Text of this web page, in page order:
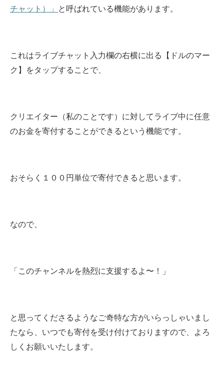
チャット）」
と呼ばれている機能があります。
これはライブチャット入力欄の右横に出る【ドルのマー
ク】をタップすることで、
クリエイター（私のことです）に対してライブ中に任意
のお金を寄付することができるという機能です。
おそらく１００円単位で寄付できると思います。
なので、
「このチャンネルを熱烈に支援するよ〜！」
と思ってくださるようなご奇特な方がいらっしゃいまし
たなら、いつでも寄付を受け付けておりますので、よろ
しくお願いいたします。